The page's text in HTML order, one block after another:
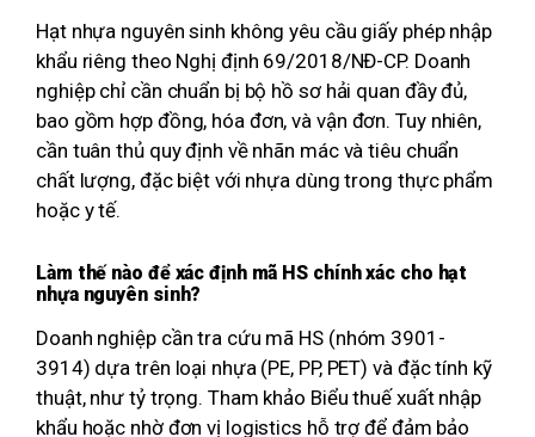
Hạt nhựa nguyên sinh không yêu cầu giấy phép nhập
khẩu riêng theo Nghị định 69/2018/NĐ-CP. Doanh
nghiệp chỉ cần chuẩn bị bộ hồ sơ hải quan đầy đủ,
bao gồm hợp đồng, hóa đơn, và vận đơn. Tuy nhiên,
cần tuân thủ quy định về nhãn mác và tiêu chuẩn
chất lượng, đặc biệt với nhựa dùng trong thực phẩm
hoặc y tế.
Làm thế nào để xác định mã HS chính xác cho hạt
nhựa nguyên sinh?
Doanh nghiệp cần tra cứu mã HS (nhóm 3901-
3914) dựa trên loại nhựa (PE, PP, PET) và đặc tính kỹ
thuật, như tỷ trọng. Tham khảo Biểu thuế xuất nhập
khẩu hoặc nhờ đơn vị logistics hỗ trợ để đảm bảo